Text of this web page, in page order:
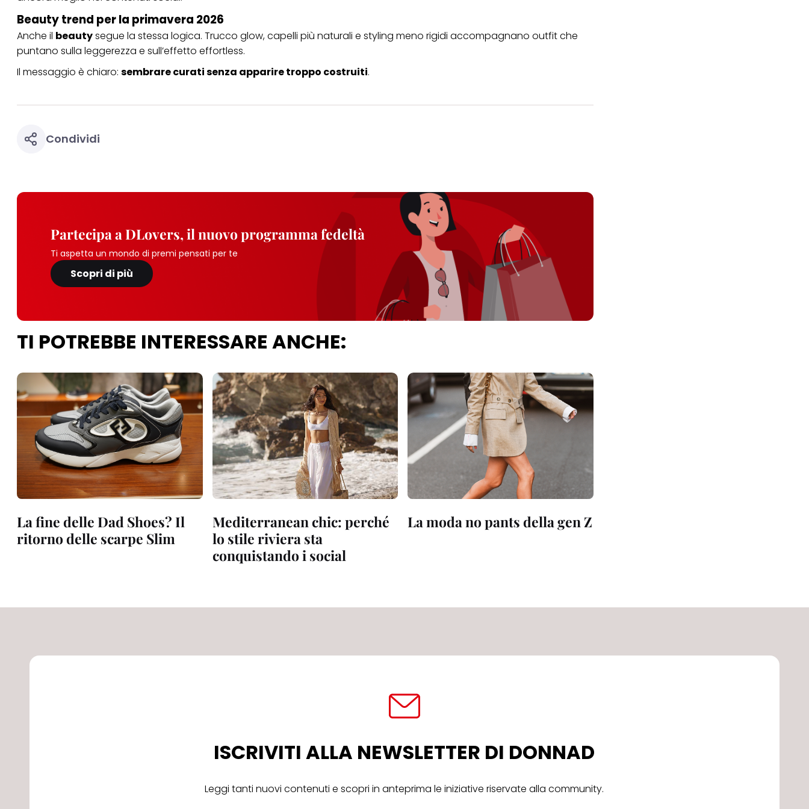
Beauty trend per la primavera 2026
Anche il beautysegue la stessa logica. Trucco glow, capelli più naturali e styling meno rigidi accompagnano outfit che
puntano sulla leggerezza e sull’effetto effortless.
Il messaggio è chiaro: sembrare curati senza apparire troppo costruiti.
Condividi
Partecipa a DLovers, il nuovo programma fedeltà
Ti aspetta un mondo di premi pensati per te
Scopri di più
TI POTREBBE INTERESSARE ANCHE:
La fine delle Dad Shoes? Il
ritorno delle scarpe Slim
Mediterranean chic: perché
lo stile riviera sta
conquistando i social
La moda no pants della gen Z
ISCRIVITI ALLA NEWSLETTER DI DONNAD
Leggi tanti nuovi contenuti e scopri in anteprima le iniziative riservate alla community.